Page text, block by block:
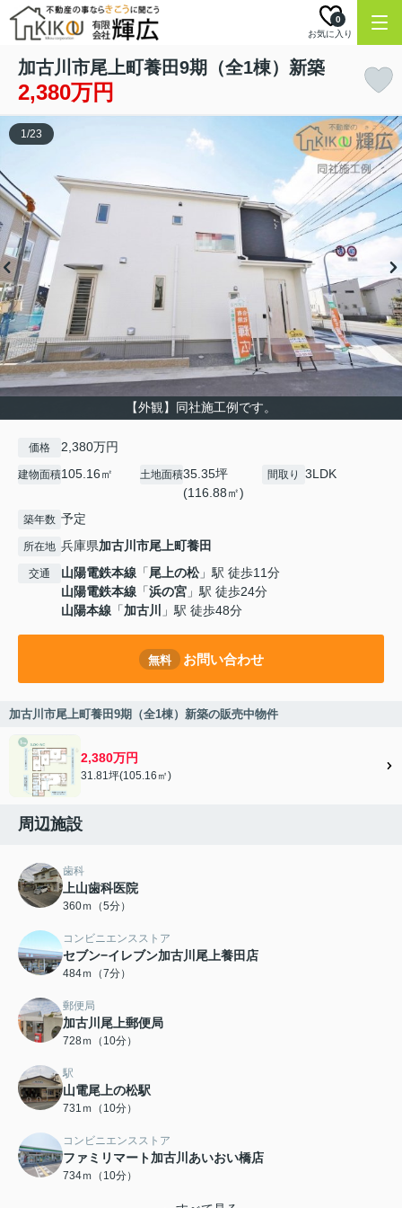
お気に入り
0
加古川市尾上町養田9期（全1棟）新築
2,380万円
【外観】同社施工例です。
1/23
価格 2,380万円
建物面積105.16㎡ 土地面積35.35坪
(116.88㎡)
間取り 3LDK
築年数 予定
所在地 兵庫県加古川市尾上町養田
交通 山陽電鉄本線 「尾上の松」駅 徒歩11分
山陽電鉄本線 「浜の宮 」駅 徒歩24分
山陽本線 「加古川 」駅 徒歩48分
無料 お問い合わせ
加古川市尾上町養田9期（全1棟）新築の販売中物件
2,380万円
31.81坪(105.16㎡)
周辺施設
歯科
上山歯科医院
360ｍ（5分）
コンビニエンスストア
セブン−イレブン加古川尾上養田店
484ｍ（7分）
郵便局
加古川尾上郵便局
728ｍ（10分）
駅
山電尾上の松駅
731ｍ（10分）
コンビニエンスストア
ファミリマート加古川あいおい橋店
734ｍ（10分）